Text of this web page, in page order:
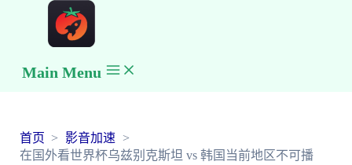
Main Menu
首页
影音加速
在国外看世界杯乌兹别克斯坦 vs 韩国当前地区不可播